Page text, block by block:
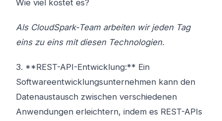
Wie viel kostet es?
Als CloudSpark-Team arbeiten wir jeden Tag
eins zu eins mit diesen Technologien.
3. **REST-API-Entwicklung:** Ein
Softwareentwicklungsunternehmen kann den
Datenaustausch zwischen verschiedenen
Anwendungen erleichtern, indem es REST-APIs